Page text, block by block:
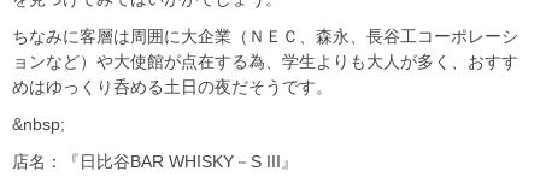
ちなみに客層は周囲に大企業（ＮＥＣ、森永、長谷工コーポレーシ
ョンなど）や大使館が点在する為、学生よりも大人が多く、おすす
めはゆっくり呑める土日の夜だそうです。
&nbsp;
店名：『日比谷BAR WHISKY－S III』